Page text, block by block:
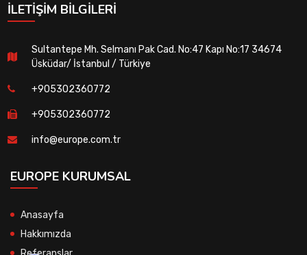
İLETIŞIM BILGILERI
Sultantepe Mh. Selmanı Pak Cad. No:47 Kapı No:17 34674
Üsküdar/ İstanbul / Türkiye
+905302360772
+905302360772
info@europe.com.tr
EUROPE KURUMSAL
Anasayfa
Hakkımızda